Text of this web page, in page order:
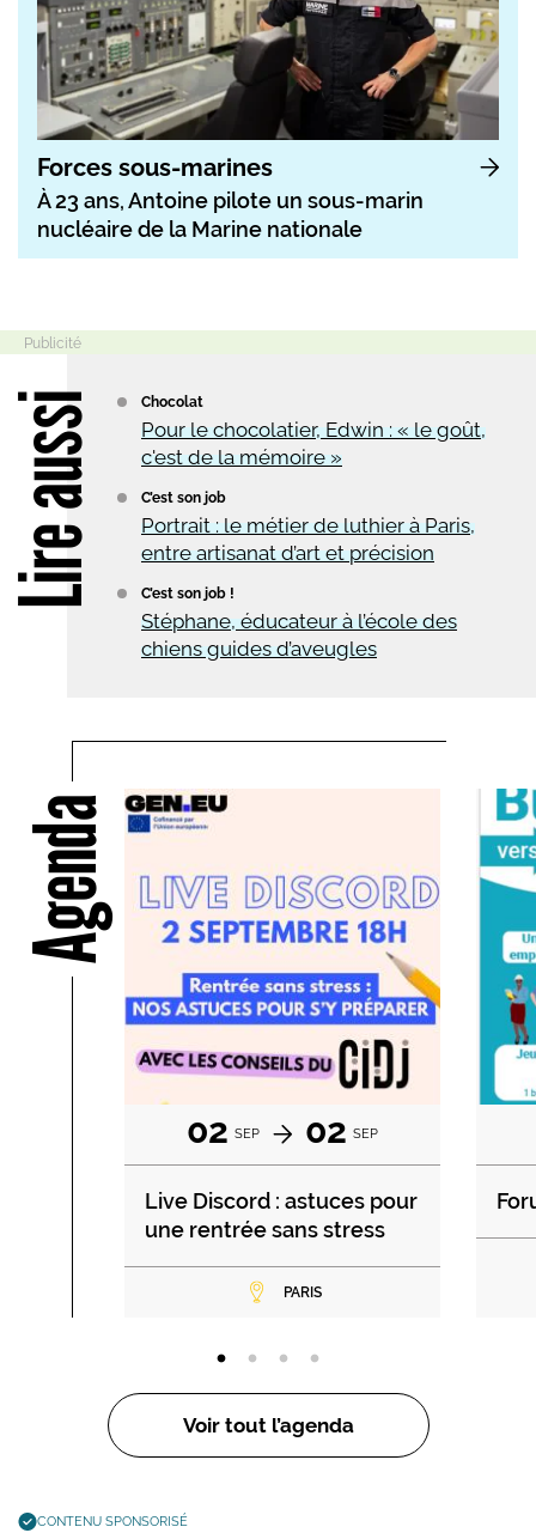
Forces sous-marines
À 23 ans, Antoine pilote un sous-marin
nucléaire de la Marine nationale
Chocolat
Pour le chocolatier, Edwin : « le goût,
c'est de la mémoire »
C’est son job
Portrait : le métier de luthier à Paris,
entre artisanat d’art et précision
C’est son job !
Stéphane, éducateur à l’école des
chiens guides d’aveugles
Agenda
02 SEP 02 SEP
Live Discord : astuces pour
une rentrée sans stress
PARIS
Voir tout l’agenda
CONTENU SPONSORISÉ